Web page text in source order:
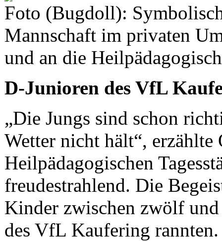
Foto (Bugdoll):
Mannschaft im privaten
und an die
D-Junioren des VfL
„Die Jungs sind schon
Wetter nicht hält“,
Heilpädagogischen
freudestrahlend. Die
Kinder zwischen zwölf
des VfL Kaufering rannten.